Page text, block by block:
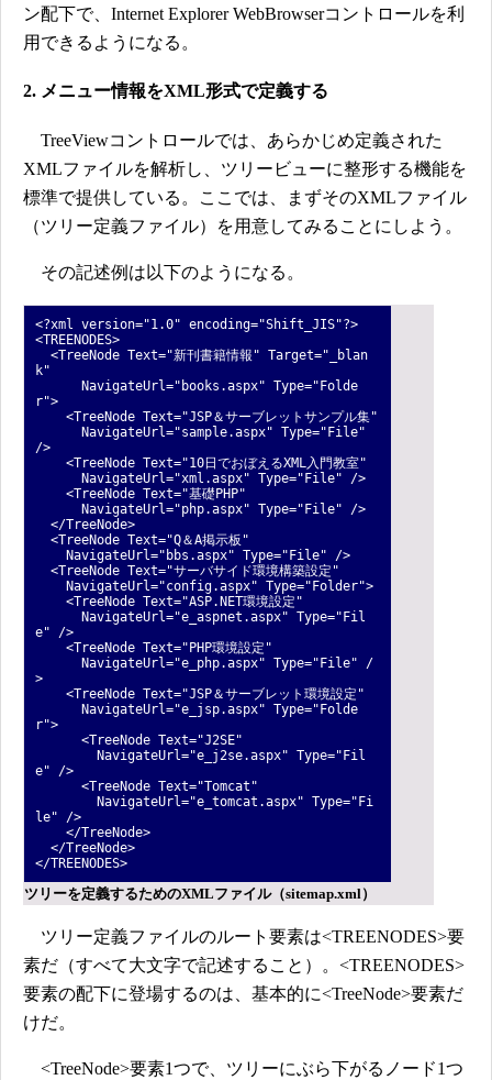
ン配下で、Internet Explorer WebBrowserコントロールを利
用できるようになる。
2. メニュー情報をXML形式で定義する
TreeViewコントロールでは、あらかじめ定義された
XMLファイルを解析し、ツリービューに整形する機能を
標準で提供している。ここでは、まずそのXMLファイル
（ツリー定義ファイル）を用意してみることにしよう。
その記述例は以下のようになる。
<?xml version="1.0" encoding="Shift_JIS"?>
<TREENODES>
<TreeNode Text="新刊書籍情報" Target="_blan
k"
NavigateUrl="books.aspx" Type="Folde
r">
<TreeNode Text="JSP＆サーブレットサンプル集"
NavigateUrl="sample.aspx" Type="File"
/>
<TreeNode Text="10日でおぼえるXML入門教室"
NavigateUrl="xml.aspx" Type="File" />
<TreeNode Text="基礎PHP"
NavigateUrl="php.aspx" Type="File" />
</TreeNode>
<TreeNode Text="Q＆A掲示板"
NavigateUrl="bbs.aspx" Type="File" />
<TreeNode Text="サーバサイド環境構築設定"
NavigateUrl="config.aspx" Type="Folder">
<TreeNode Text="ASP.NET環境設定"
NavigateUrl="e_aspnet.aspx" Type="Fil
e" />
<TreeNode Text="PHP環境設定"
NavigateUrl="e_php.aspx" Type="File" /
>
<TreeNode Text="JSP＆サーブレット環境設定"
NavigateUrl="e_jsp.aspx" Type="Folde
r">
<TreeNode Text="J2SE"
NavigateUrl="e_j2se.aspx" Type="Fil
e" />
<TreeNode Text="Tomcat"
NavigateUrl="e_tomcat.aspx" Type="Fi
le" />
</TreeNode>
</TreeNode>
</TREENODES>
ツリーを定義するためのXMLファイル（sitemap.xml）
ツリー定義ファイルのルート要素は<TREENODES>要
素だ（すべて大文字で記述すること）。<TREENODES>
要素の配下に登場するのは、基本的に<TreeNode>要素だ
けだ。
<TreeNode>要素1つで、ツリーにぶら下がるノード1つ